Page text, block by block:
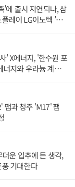
'에 출시 지연되나, 삼
레이 LG이노텍 '탈
' X에너지, '한수원 포
지와 우라늄 계약
팹과 청주 'M17' 팹
운 입추에 든 생각,
기대한다